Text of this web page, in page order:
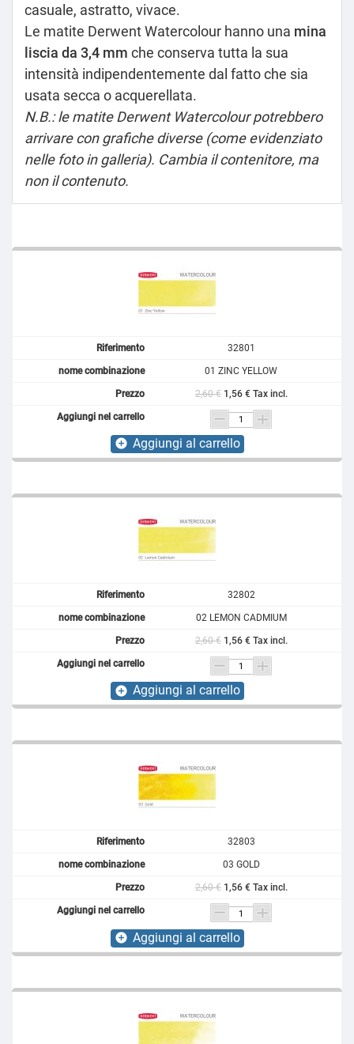
casuale, astratto, vivace.
Le matite Derwent Watercolour hanno una mina
liscia da 3,4 mm che conserva tutta la sua
intensità indipendentemente dal fatto che sia
usata secca o acquerellata.
N.B.: le matite Derwent Watercolour potrebbero
arrivare con grafiche diverse (come evidenziato
nelle foto in galleria). Cambia il contenitore, ma
non il contenuto.
32801
01 ZINC YELLOW
2,60 € 1,56 € Tax incl.
add_circle Aggiungi al carrello
32802
02 LEMON CADMIUM
2,60 € 1,56 € Tax incl.
add_circle Aggiungi al carrello
32803
03 GOLD
2,60 € 1,56 € Tax incl.
add_circle Aggiungi al carrello